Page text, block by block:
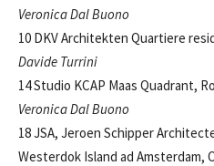
Veronica Dal Buono
10 DKV Architekten Quartiere
Davide Turrini
14 Studio KCAP Maas Quadrant,
Veronica Dal Buono
18 JSA, Jeroen Schipper
Westerdok Island ad Amsterdam,